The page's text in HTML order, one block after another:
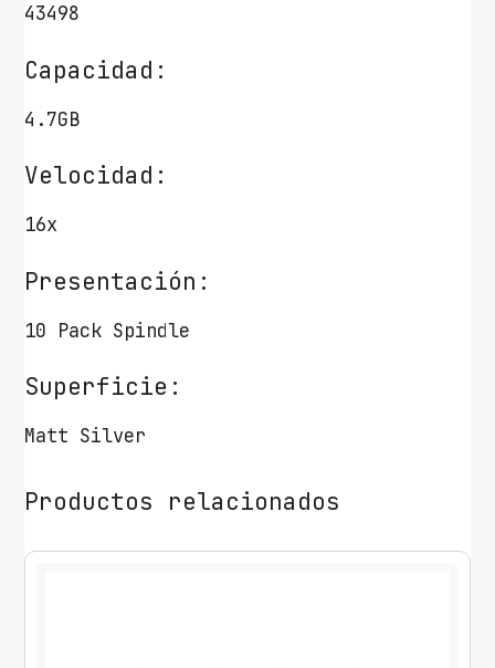
43498
Capacidad:
4.7GB
Velocidad:
16x
Presentación:
10 Pack Spindle
Superficie:
Matt Silver
Productos relacionados